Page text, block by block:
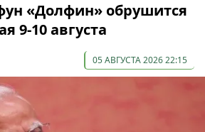
«Долфин» обрушится
9-10 августа
05 АВГУСТА 2026 22:15